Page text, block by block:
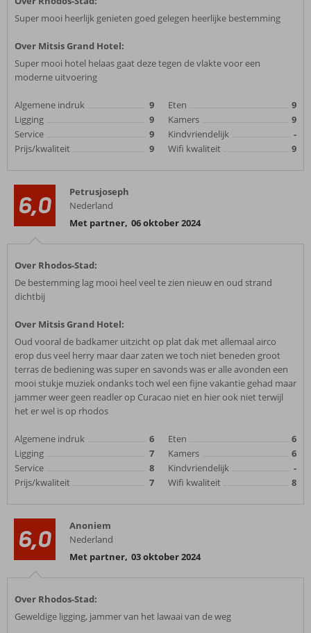
Super mooi heerlijk genieten goed gelegen heerlijke bestemming
Over Mitsis Grand Hotel:
Super mooi hotel helaas gaat deze tegen de vlakte voor een
moderne uitvoering
Algemene indruk
9
Ligging
9
Service
9
Prijs/kwaliteit
9
Eten
9
Kamers
9
Kindvriendelijk
-
Wifi kwaliteit
9
6,0
Petrusjoseph
Nederland
Met partner, 06 oktober 2024
Over Rhodos-Stad:
De bestemming lag mooi heel veel te zien nieuw en oud strand
dichtbij
Over Mitsis Grand Hotel:
Oud vooral de badkamer uitzicht op plat dak met allemaal airco
erop dus veel herry maar daar zaten we toch niet beneden groot
terras de bediening was super en savonds was er alle avonden een
mooi stukje muziek ondanks toch wel een fijne vakantie gehad maar
jammer weer geen readler op Curacao niet en hier ook niet terwijl
het er wel is op rhodos
Algemene indruk
6
Ligging
7
Service
8
Prijs/kwaliteit
7
Eten
6
Kamers
6
Kindvriendelijk
-
Wifi kwaliteit
8
6,0
Anoniem
Nederland
Met partner, 03 oktober 2024
Over Rhodos-Stad:
Geweldige ligging, jammer van het lawaai van de weg